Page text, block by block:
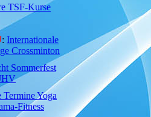
TSF-Kurse
: Internationale
Crossminton
Sommerfest
Termine Yoga
Fitness